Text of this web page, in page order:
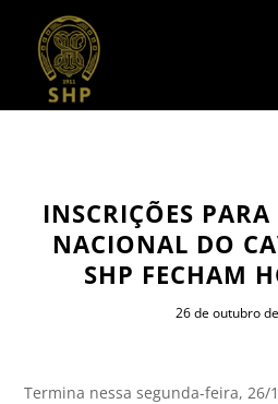
INSCRIÇÕES
NACIONAL DO
SHP FECHAM
26 de outubro
Termina nessa segunda-feira, 26/